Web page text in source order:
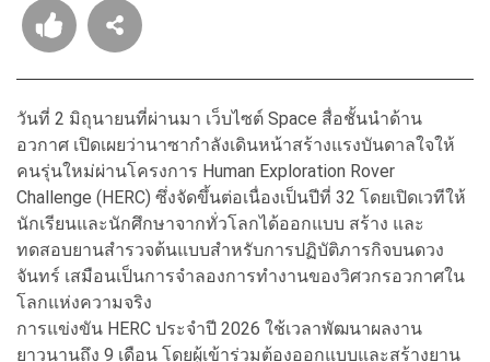
วันที่ 2 มิถุนายนที่ผ่านมา เว็บไซต์ Space สื่อชั้นนำด้าน
อวกาศ เปิดเผยว่านาซากำลังเดินหน้าสร้างแรงบันดาลใจให้
คนรุ่นใหม่ผ่านโครงการ Human Exploration Rover
Challenge (HERC) ซึ่งจัดขึ้นต่อเนื่องเป็นปีที่ 32 โดยเปิดเวทีให้
นักเรียนและนักศึกษาจากทั่วโลกได้ออกแบบ สร้าง และ
ทดสอบยานสำรวจต้นแบบสำหรับการปฏิบัติภารกิจบนดวง
จันทร์ เสมือนเป็นการจำลองการทำงานของวิศวกรอวกาศใน
โลกแห่งความจริง
การแข่งขัน HERC ประจำปี 2026 ใช้เวลาพัฒนาผลงาน
ยาวนานถึง 9 เดือน โดยผู้เข้าร่วมต้องออกแบบและสร้างยาน